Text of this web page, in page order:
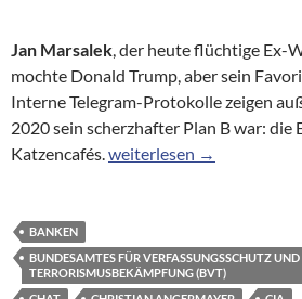
Jan Marsalek, der heute flüchtige Ex-
mochte Donald Trump, aber sein
Interne Telegram-Protokolle zeigen
2020 sein scherzhafter Plan B war: die
Katzencafés.Jan Marsalek, Putin,
weiterlesen →
BANKEN
BUNDESAMTES FÜR VERFASSUNGSSCHUTZ UND
TERRORISMUSBEKÄMPFUNG (BVT)